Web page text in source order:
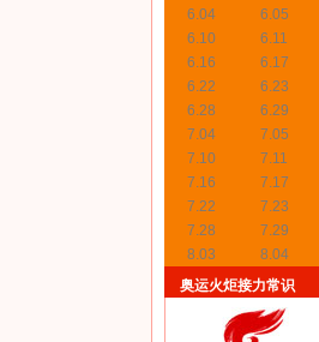
6.04
6.05
6.10
6.11
6.16
6.17
6.22
6.23
6.28
6.29
7.04
7.05
7.10
7.11
7.16
7.17
7.22
7.23
7.28
7.29
8.03
8.04
奥运火炬接力常识